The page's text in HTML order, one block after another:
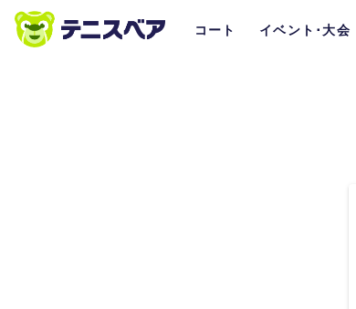
コート イベント･大会